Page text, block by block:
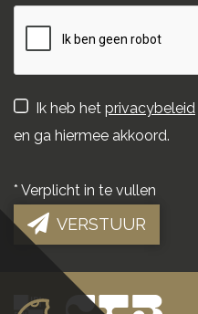
Ik heb het privacybeleid
en ga hiermee akkoord.
* Verplicht in te vullen
VERSTUUR